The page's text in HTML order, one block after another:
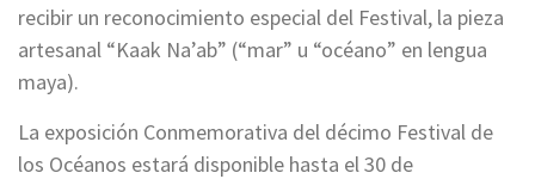
recibir un reconocimiento especial del Festival, la pieza
artesanal “Kaak Na’ab” (“mar” u “océano” en lengua
maya).
La exposición Conmemorativa del décimo Festival de
los Océanos estará disponible hasta el 30 de